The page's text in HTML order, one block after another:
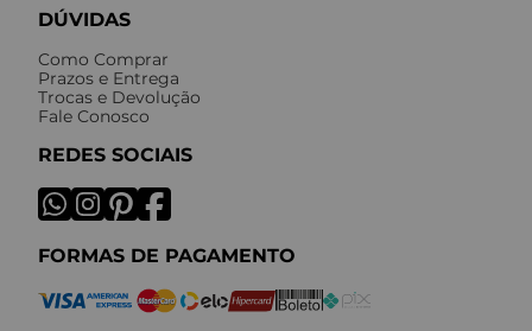
DÚVIDAS
Como Comprar
Prazos e Entrega
Trocas e Devolução
Fale Conosco
REDES SOCIAIS
FORMAS DE PAGAMENTO